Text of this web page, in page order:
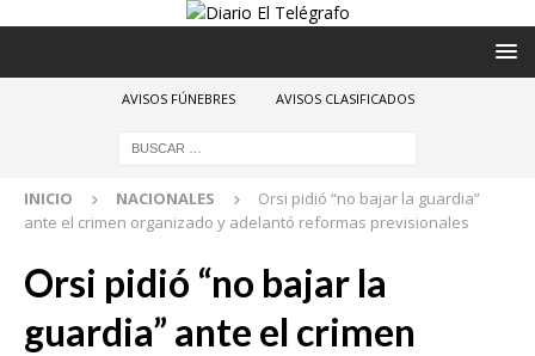
AVISOS FÚNEBRES AVISOS CLASIFICADOS
INICIO NACIONALES
Orsi pidió “no bajar la guardia”
ante el crimen organizado y adelantó reformas previsionales
Orsi pidió “no bajar la
guardia” ante el crimen